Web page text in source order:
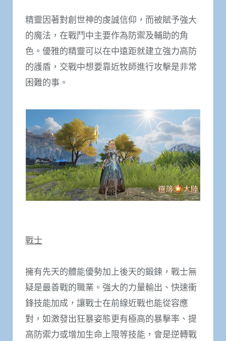
精靈因著對創世神的虔誠信仰，而被賦予強大
的魔法，在戰鬥中主要作為防禦及輔助的角
色。優雅的精靈可以在中遠距就建立強力高防
的護盾，交戰中想要靠近牧師進行攻擊是非常
困難的事。
戰士
擁有先天的體能優勢加上後天的鍛鍊，戰士無
疑是最善戰的職業。強大的力量輸出、快速衝
鋒技能加成，讓戰士在前線近戰也能從容應
對，如激發出狂暴姿態更有極高的暴擊率、提
高防禦力或增加生命上限等技能，會是逆轉戰